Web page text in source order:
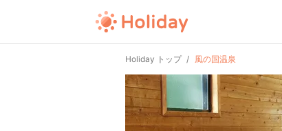
Holiday トップ 風の国温泉